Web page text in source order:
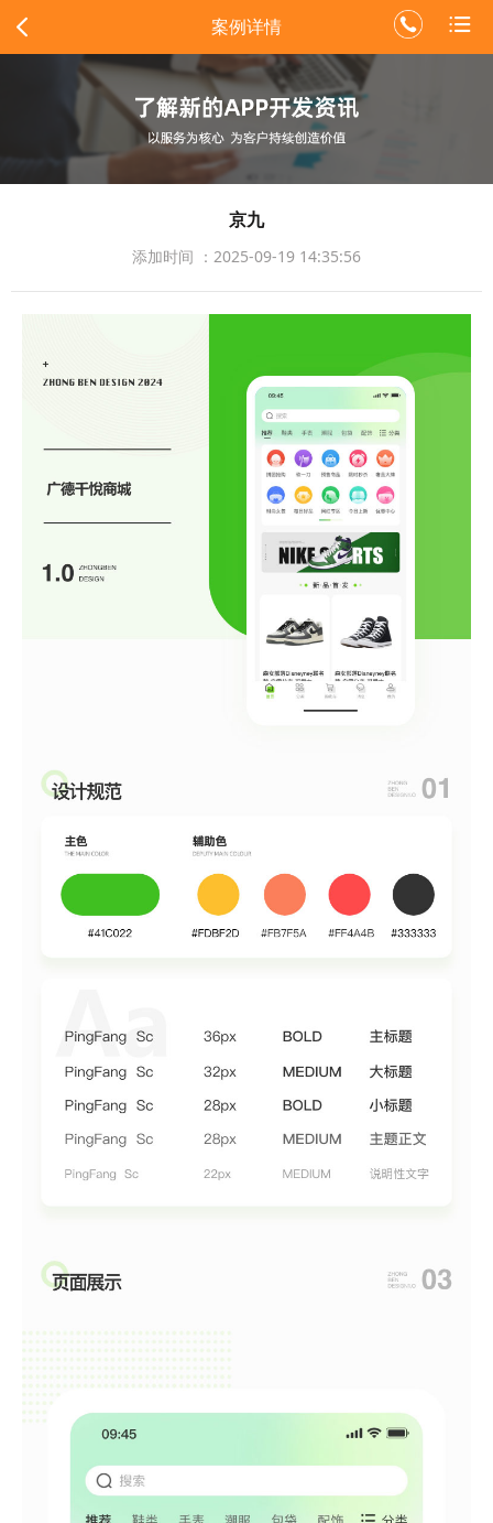
案例详情
京九
添加时间 ：2025-09-19 14:35:56